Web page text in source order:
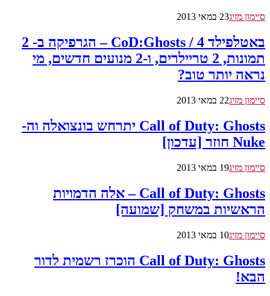
סיימון מזיג23 במאי 2013
באטלפילד 4 / CoD:Ghosts – הגרפיקה ב- 2
תמונות, 2 טריילרים, ו-2 מנועים חדשים, מי
נראה יותר טוב?
סיימון מזיג22 במאי 2013
Call of Duty: Ghosts יתרחש בונצואלה וה-
Nuke חוזר [עדכון]
סיימון מזיג19 במאי 2013
Call of Duty: Ghosts – אלה הדמויות
הראשיות במשחק [שמועה]
סיימון מזיג10 במאי 2013
Call of Duty: Ghosts הוכרז רשמית לדור
הבא!